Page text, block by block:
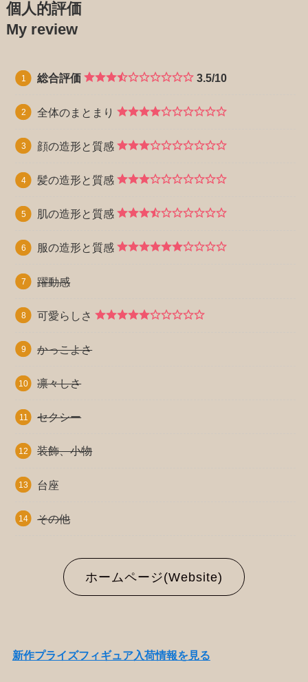
個人的評価
My review
総合評価 3.5/10
全体のまとまり
顔の造形と質感
髪の造形と質感
肌の造形と質感
服の造形と質感
躍動感
可愛らしさ
かっこよさ
凛々しさ
セクシー
装飾、小物
台座
その他
ホームページ(Website)
新作プライズフィギュア入荷情報を見る